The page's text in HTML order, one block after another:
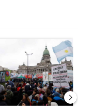
tensión frente al
artículo de tendencia